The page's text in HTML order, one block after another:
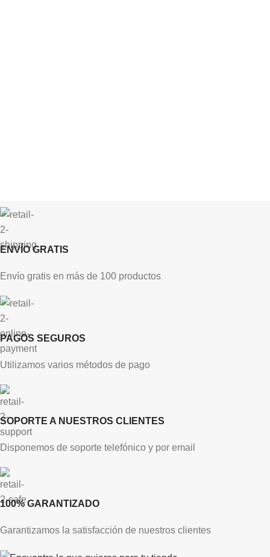
ENVÍO GRATIS
Envío gratis en más de 100 productos
PAGOS SEGUROS
Utilizamos varios métodos de pago
SOPORTE A NUESTROS CLIENTES
Disponemos de soporte telefónico y por email
100% GARANTIZADO
Garantizamos la satisfacción de nuestros clientes